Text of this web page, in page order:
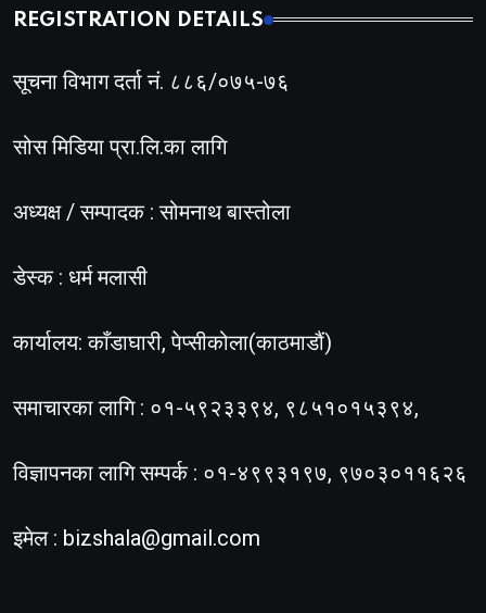
REGISTRATION DETAILS
सूचना विभाग दर्ता नं. ८८६/०७५-७६
सोस मिडिया प्रा.लि.का लागि
अध्यक्ष / सम्पादक : सोमनाथ बास्तोला
डेस्क : धर्म मलासी
कार्यालय: काँडाघारी, पेप्सीकोला(काठमाडौं)
समाचारका लागि : ०१-५९२३३९४, ९८५१०१५३९४,
विज्ञापनका लागि सम्पर्क : ०१-४९९३१९७, ९७०३०११६२६
इमेल : bizshala@gmail.com